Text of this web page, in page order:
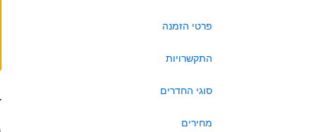
פרטי הזמנה
התקשרויות
סוגי החדרים
מחירים